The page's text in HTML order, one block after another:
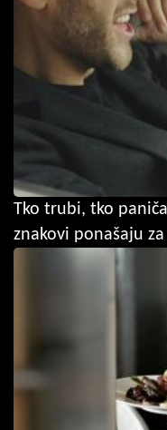
Tko trubi, tko
znakovi ponašaju